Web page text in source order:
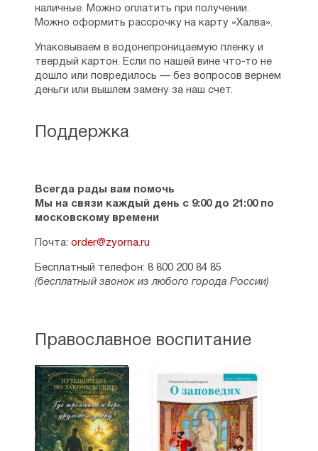
Поддержка
Всегда рады вам помочь
Мы на связи каждый день с 9:00 до 21:00 по
московскому времени
Почта: order@zyorna.ru
Бесплатный телефон: 8 800 200 84 85
(бесплатный звонок из любого города России)
наличные. Можно оплатить при получении.
Можно оформить рассрочку на карту «Халва».
Упаковываем в водонепроницаемую пленку и
твердый картон. Если по нашей вине что-то не
дошло или повредилось — без вопросов вернем
деньги или вышлем замену за наш счет.
Православное воспитание